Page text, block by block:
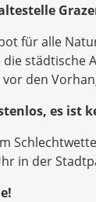
für alle
städtische
den
es ist
in der